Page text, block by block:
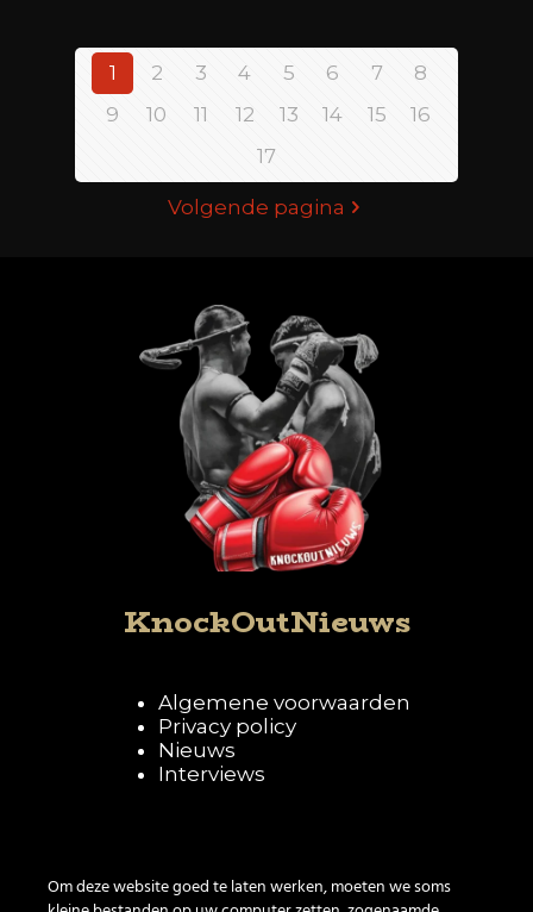
1 2 3 4 5 6 7
8
9
10 11 12 13 14 15
16
17
Volgende pagina
KnockOutNieuws
Algemene voorwaarden
Privacy policy
Nieuws
Interviews
Om deze website goed te laten werken, moeten we soms